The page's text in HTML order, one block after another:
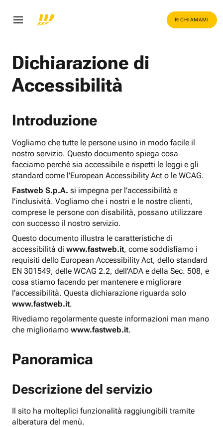
RICHIAMAMI
Dichiarazione di
Accessibilità
Introduzione
Vogliamo che tutte le persone usino in modo facile il
nostro servizio. Questo documento spiega cosa
facciamo perché sia accessibile e rispetti le leggi e gli
standard come l'European Accessibility Act o le WCAG.
Fastweb S.p.A. si impegna per l'accessibilità e
l'inclusività. Vogliamo che i nostri e le nostre clienti,
comprese le persone con disabilità, possano utilizzare
con successo il nostro servizio.
Questo documento illustra le caratteristiche di
accessibilità di www.fastweb.it, come soddisfiamo i
requisiti dello European Accessibility Act, dello standard
EN 301549, delle WCAG 2.2, dell'ADA e della Sec. 508, e
cosa stiamo facendo per mantenere e migliorare
l'accessibilità. Questa dichiarazione riguarda solo
www.fastweb.it.
Rivediamo regolarmente queste informazioni man mano
che miglioriamo www.fastweb.it.
Panoramica
Descrizione del servizio
Il sito ha molteplici funzionalità raggiungibili tramite
alberatura del menù.